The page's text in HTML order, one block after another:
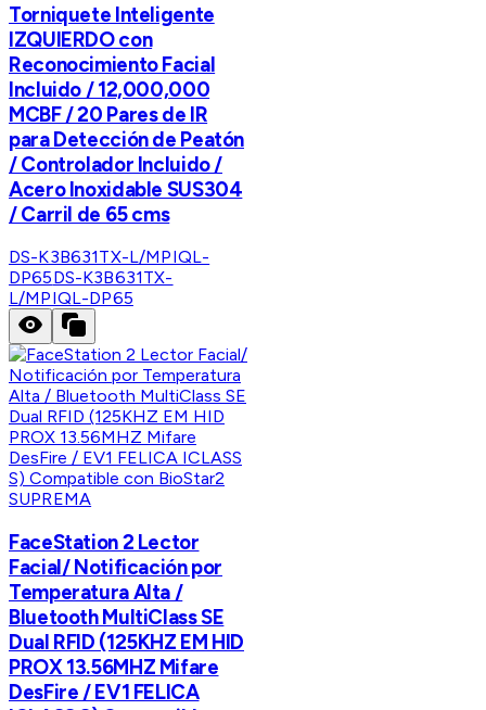
Torniquete Inteligente
IZQUIERDO con
Reconocimiento Facial
Incluido / 12,000,000
MCBF / 20 Pares de IR
para Detección de Peatón
/ Controlador Incluido /
Acero Inoxidable SUS304
/ Carril de 65 cms
DS-K3B631TX-L/MPIQL-
DP65DS-K3B631TX-
L/MPIQL-DP65
SUPREMA
FaceStation 2 Lector
Facial/ Notificación por
Temperatura Alta /
Bluetooth MultiClass SE
Dual RFID (125KHZ EM HID
PROX 13.56MHZ Mifare
DesFire / EV1 FELICA